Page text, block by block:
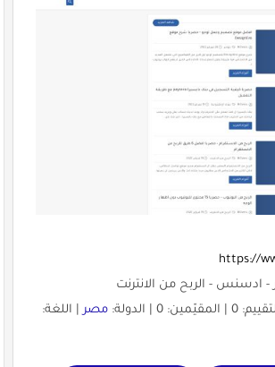
https://
- ادسنس - الربح من الانترنت
مصر| اللغة: